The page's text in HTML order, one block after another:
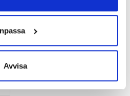
Avvisa